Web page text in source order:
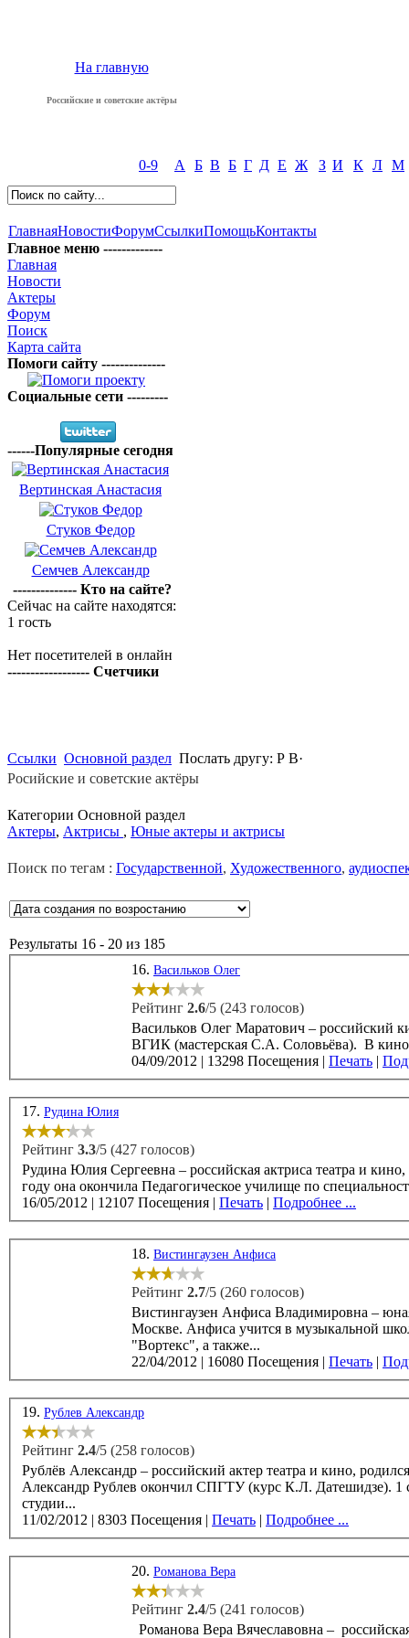
На главную
Российские и советские актёры
0-9 А Б В Б Г Д Е Ж З И К Л М
ГлавнаяНовостиФорумСсылкиПомощьКонтакты
Главное меню -------------
Главная
Новости
Актеры
Форум
Поиск
Карта сайта
Помоги сайту --------------
Социальные сети ---------
------Популярные сегодня
Вертинская Анастасия
Стуков Федор
Семчев Александр
-------------- Кто на сайте?
Сейчас на сайте находятся:
1 гость
Нет посетителей в онлайн
------------------ Счетчики
Ссылки Основной раздел Послать другу: Р В·
Росийские и советские актёры
Категории Основной раздел
Актеры, Актрисы , Юные актеры и актрисы
Поиск по тегам : Государственной, Художественного,
Результаты 16 - 20 из 185
16. Васильков Олег
Рейтинг 2.6/5 (243 голосов)
Васильков Олег Маратович – российский киноактер, родился
04/09/2012 | 13298 Посещения | Печать |
17. Рудина Юлия
Рейтинг 3.3/5 (427 голосов)
Рудина Юлия Сергеевна – российская актриса театра и кино,
году она окончила Педагогическое училище по
16/05/2012 | 12107 Посещения | Печать | Подробнее ...
18. Вистингаузен Анфиса
Рейтинг 2.7/5 (260 голосов)
Вистингаузен Анфиса Владимировна –
Москве. Анфиса учится в музыкальной школе по классу фортепиано и вокала и в школе современного танца
"Вортекс", а также...
22/04/2012 | 16080 Посещения | Печать |
19. Рублев Александр
Рейтинг 2.4/5 (258 голосов)
Рублёв Александр – российский актер театра и кино, родился 8
Александр Рублев окончил СПГТУ (курс К.Л. Датешидзе). 1 сентября 2007 года он стал одним из основателей
студии...
11/02/2012 | 8303 Посещения | Печать | Подробнее ...
20. Романова Вера
Рейтинг 2.4/5 (241 голосов)
Романова Вера Вячеславовна – российская